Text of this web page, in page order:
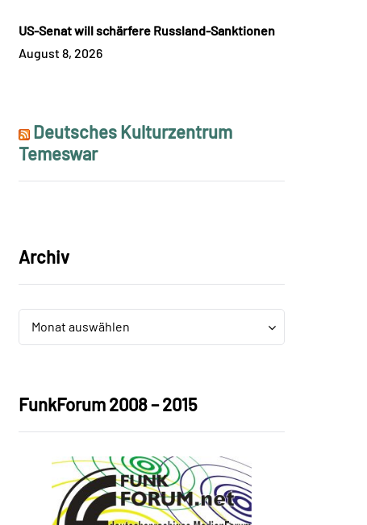
US-Senat will schärfere Russland-Sanktionen
August 8, 2026
Deutsches Kulturzentrum
Temeswar
Archiv
Archiv
Monat auswählen
Archiv
FunkForum 2008 – 2015